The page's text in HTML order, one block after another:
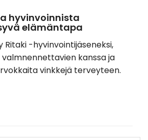
hyvinvoinnista
elämäntapa
Ritaki -hyvinvointijäseneksi,
kanssa ja
vinkkejä terveyteen.